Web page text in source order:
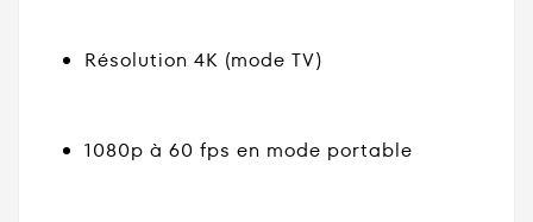
Résolution 4K (mode TV)
1080p à 60 fps en mode portable